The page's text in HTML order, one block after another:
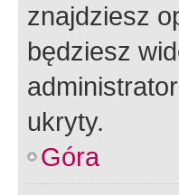
znajdziesz
będziesz
ukryty.
Góra